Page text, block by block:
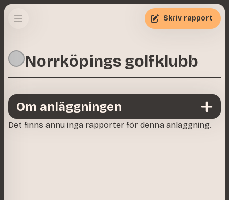
Norrköpings golfklubb
Skriv rapport
Det finns ännu inga rapporter för denna anläggning.
Om anläggningen